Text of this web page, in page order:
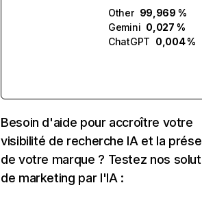
Other 99,969 %
Gemini 0,027 %
ChatGPT 0,004 %
Besoin d'aide pour accroître votre
visibilité de recherche IA et la
de votre marque ? Testez nos
de marketing par l'IA :